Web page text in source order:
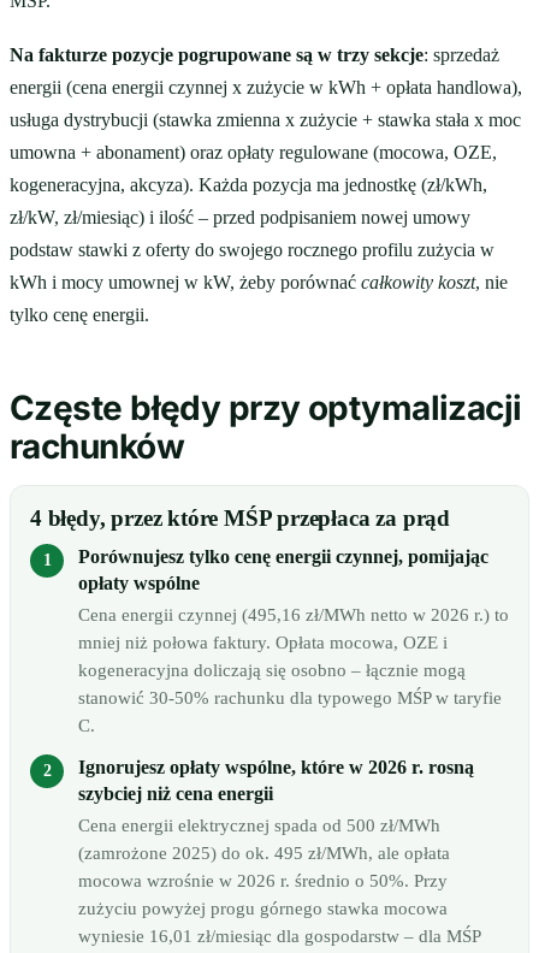
Na fakturze pozycje pogrupowane są w trzy sekcje: sprzedaż
energii (cena energii czynnej x zużycie w kWh + opłata handlowa),
usługa dystrybucji (stawka zmienna x zużycie + stawka stała x moc
umowna + abonament) oraz opłaty regulowane (mocowa, OZE,
kogeneracyjna, akcyza). Każda pozycja ma jednostkę (zł/kWh,
zł/kW, zł/miesiąc) i ilość – przed podpisaniem nowej umowy
podstaw stawki z oferty do swojego rocznego profilu zużycia w
kWh i mocy umownej w kW, żeby porównać całkowity koszt, nie
tylko cenę energii.
Częste błędy przy optymalizacji
rachunków
4 błędy, przez które MŚP przepłaca za prąd
Porównujesz tylko cenę energii czynnej, pomijając
opłaty wspólne
Cena energii czynnej (495,16 zł/MWh netto w 2026 r.) to
mniej niż połowa faktury. Opłata mocowa, OZE i
kogeneracyjna doliczają się osobno – łącznie mogą
stanowić 30-50% rachunku dla typowego MŚP w taryfie
C.
Ignorujesz opłaty wspólne, które w 2026 r. rosną
szybciej niż cena energii
Cena energii elektrycznej spada od 500 zł/MWh
(zamrożone 2025) do ok. 495 zł/MWh, ale opłata
mocowa wzrośnie w 2026 r. średnio o 50%. Przy
zużyciu powyżej progu górnego stawka mocowa
wyniesie 16,01 zł/miesiąc dla gospodarstw – dla MŚP